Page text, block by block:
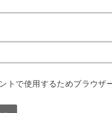
トで使用するためブラウザ